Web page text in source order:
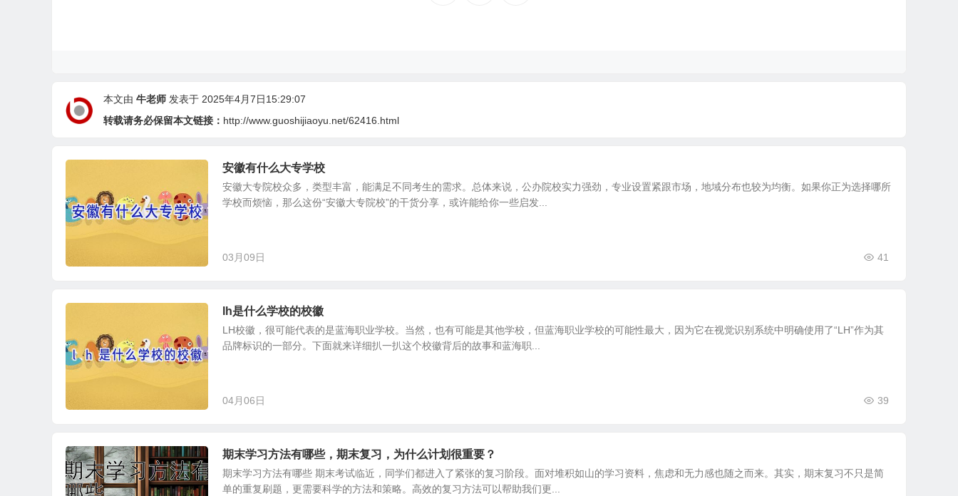
本文由 牛老师 发表于 2025年4月7日15:29:07
转载请务必保留本文链接： http://www.guoshijiaoyu.net/62416.html
安徽有什么大专学校
安徽大专院校众多，类型丰富，能满足不同考生的需求。总体来说，公办院校实力强劲，专业设置紧跟市场，地域分布也较为均衡。如果你正为选择哪所
学校而烦恼，那么这份“安徽大专院校”的干货分享，或许能给你一些启发...
03月09日 41
lh是什么学校的校徽
LH校徽，很可能代表的是蓝海职业学校。当然，也有可能是其他学校，但蓝海职业学校的可能性最大，因为它在视觉识别系统中明确使用了“LH”作为其
品牌标识的一部分。下面就来详细扒一扒这个校徽背后的故事和蓝海职...
04月06日 39
期末学习方法有哪些，期末复习，为什么计划很重要？
期末学习方法有哪些 期末考试临近，同学们都进入了紧张的复习阶段。面对堆积如山的学习资料，焦虑和无力感也随之而来。其实，期末复习不只是简
单的重复刷题，更需要科学的方法和策略。高效的复习方法可以帮助我们更...